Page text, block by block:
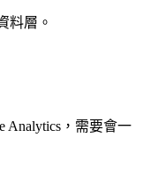
料層。
Analytics，需要會一